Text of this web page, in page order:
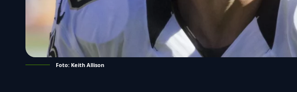
Foto: Keith Allison